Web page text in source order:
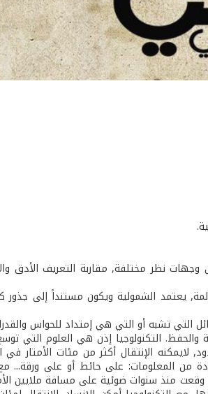
نظر مختلفة, مقاربة التعريف الأدق
يعتمد الشمولية ويكون مستنداً إلى
التي تشبه أو التي هي إمتداد للحواس
والحفظ. التكنولوجيا إذن هي العلوم
الإنتقال أكثر من مئات الأمتار
المعلومات: على حائط أو على ورقة... مع
وقعت منذ سنوات ضوئية على مسافة ملايين